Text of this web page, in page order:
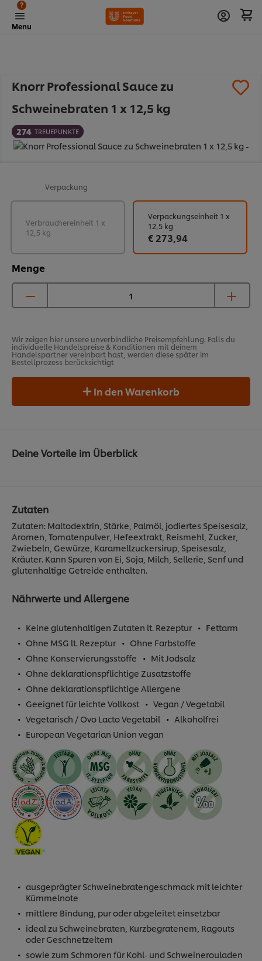
Menu
?
Knorr Professional Sauce zu
Schweinebraten 1 x 12,5 kg
274 TREUEPUNKTE
Verpackung
Menge
Verbrauchereinheit 1 x
12,5 kg
Verpackungseinheit 1 x
12,5 kg
€ 273,94
Wir zeigen hier unsere unverbindliche Preisempfehlung. Falls du
individuelle Handelspreise & Konditionen mit deinem
Handelspartner vereinbart hast, werden diese später im
Bestellprozess berücksichtigt
In den Warenkorb
Deine Vorteile im Überblick
Zutaten
Zutaten: Maltodextrin, Stärke, Palmöl, jodiertes Speisesalz,
Aromen, Tomatenpulver, Hefeextrakt, Reismehl, Zucker,
Zwiebeln, Gewürze, Karamellzuckersirup, Speisesalz,
Kräuter. Kann Spuren von Ei, Soja, Milch, Sellerie, Senf und
glutenhaltige Getreide enthalten.
Nährwerte und Allergene
Keine glutenhaltigen Zutaten lt. Rezeptur
Fettarm
Ohne MSG lt. Rezeptur
Ohne Farbstoffe
Ohne Konservierungsstoffe
Mit Jodsalz
Ohne deklarationspflichtige Zusatzstoffe
Ohne deklarationspflichtige Allergene
Geeignet für leichte Vollkost
Vegan / Vegetabil
Vegetarisch / Ovo Lacto Vegetabil
Alkoholfrei
European Vegetarian Union vegan
ausgeprägter Schweinebratengeschmack mit leichter
Kümmelnote
mittlere Bindung, pur oder abgeleitet einsetzbar
ideal zu Schweinebraten, Kurzbegratenem, Ragouts
oder Geschnetzeltem
sowie zum Schmoren für Kohl- und Schweinerouladen